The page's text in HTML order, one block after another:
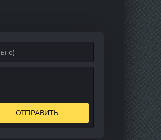
ОТПРАВИТЬ